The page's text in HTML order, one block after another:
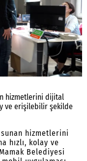
hizmetlerini dijital
ve erişilebilir şekilde
hizmetlerini
hızlı, kolay ve
Belediyesi